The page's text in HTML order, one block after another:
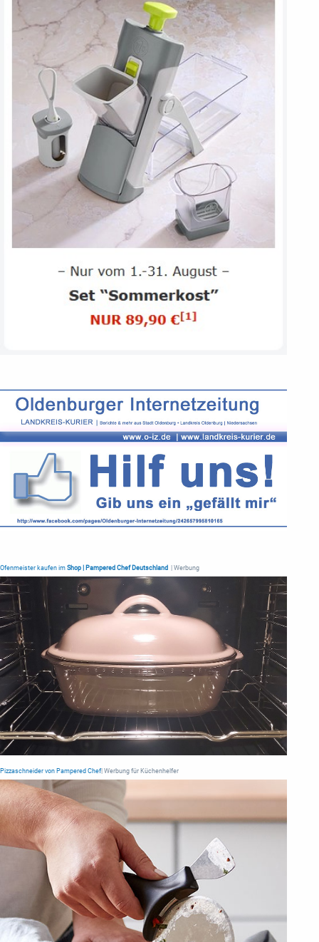
Ofenmeister kaufen im Shop | Pampered Chef Deutschland | Werbung
Pizzaschneider von Pampered Chef | Werbung für Küchenhelfer